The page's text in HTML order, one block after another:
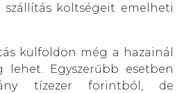
szállítás költségeit emelheti
külföldön még a hazainál
Egyszerűbb esetben
tízezer forintból, de